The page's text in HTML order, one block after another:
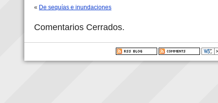
« De sequías e inundaciones
Comentarios Cerrados.